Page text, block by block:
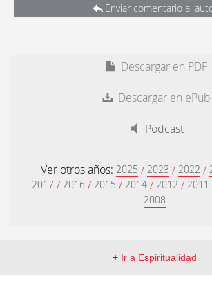
Enviar comentario al
Descargar en PDF
Descargar en ePub
Podcast
Ver otros años: 2025 / 2023 / 2022 /
2017 / 2016 / 2015 / 2014 / 2012 / 2011
2008
+ Ir a Espiritualidad